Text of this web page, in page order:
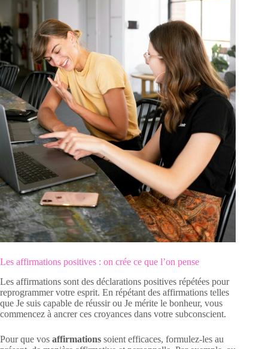
Les affirmations positives : on crée ce que l’on pense
Les affirmations sont des déclarations positives répétées pour
reprogrammer votre esprit. En répétant des affirmations telles
que Je suis capable de réussir ou Je mérite le bonheur, vous
commencez à ancrer ces croyances dans votre subconscient.
Pour que vos affirmations soient efficaces, formulez-les au